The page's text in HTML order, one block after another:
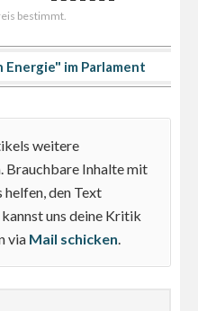
bestimmt.
Energie" im Parlament
weitere
Brauchbare Inhalte mit
helfen, den Text
uns deine Kritik
via Mail schicken